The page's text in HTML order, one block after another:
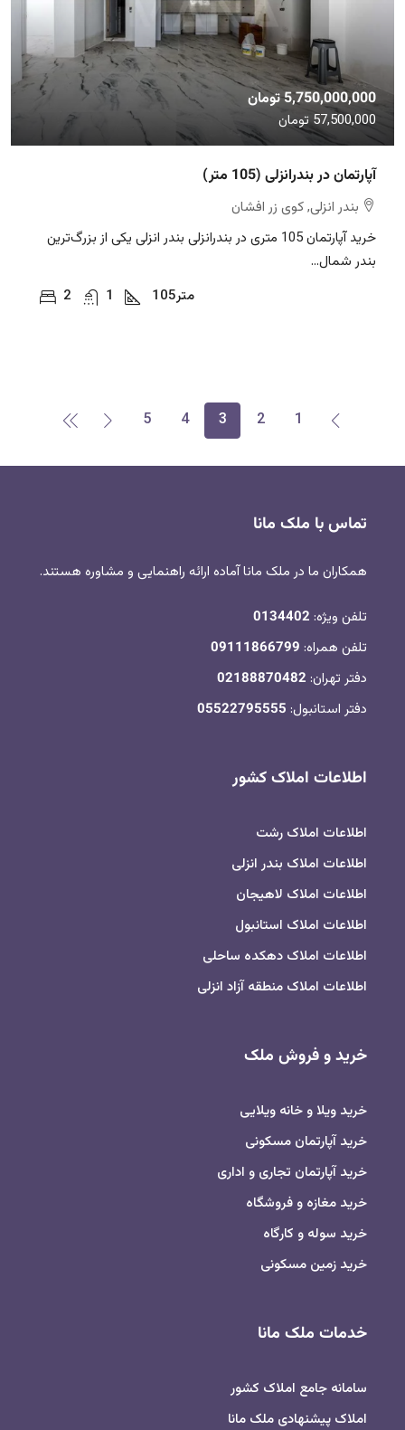
5,750,000,000 تومان
57,500,000 تومان
آپارتمان در بندرانزلی (105 متر)
بندر انزلی, کوی زر افشان
خرید آپارتمان 105 متری در بندرانزلی بندر انزلی یکی از بزرگ‌ترین
بندر شمال...
2
1 105متر
1
2
3
4
5
تماس با ملک مانا
همکاران ما در ملک مانا آماده ارائه راهنمایی و مشاوره هستند.
تلفن ویژه: 0134402
تلفن همراه: 09111866799
دفتر تهران: 02188870482
دفتر استانبول: 05522795555
اطلاعات املاک کشور
اطلاعات املاک رشت
اطلاعات املاک بندر انزلی
اطلاعات املاک لاهیجان
اطلاعات املاک استانبول
اطلاعات املاک دهکده ساحلی
اطلاعات املاک منطقه آزاد انزلی
خرید و فروش ملک
خرید ویلا و خانه ویلایی
خرید آپارتمان مسکونی
خرید آپارتمان تجاری و اداری
خرید مغازه و فروشگاه
خرید سوله و کارگاه
خرید زمین مسکونی
خدمات ملک مانا
سامانه جامع املاک کشور
املاک پیشنهادی ملک مانا